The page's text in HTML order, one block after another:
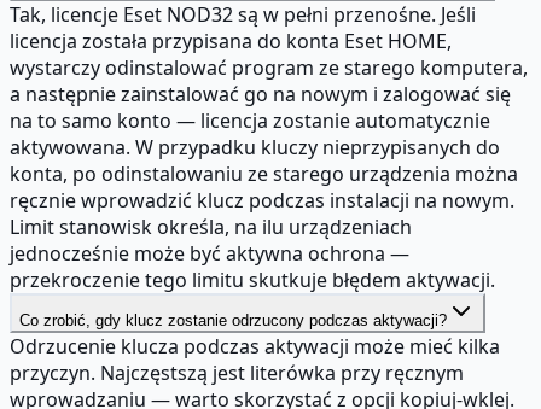
Tak, licencje Eset NOD32 są w pełni przenośne. Jeśli
licencja została przypisana do konta Eset HOME,
wystarczy odinstalować program ze starego komputera,
a następnie zainstalować go na nowym i zalogować się
na to samo konto — licencja zostanie automatycznie
aktywowana. W przypadku kluczy nieprzypisanych do
konta, po odinstalowaniu ze starego urządzenia można
ręcznie wprowadzić klucz podczas instalacji na nowym.
Limit stanowisk określa, na ilu urządzeniach
jednocześnie może być aktywna ochrona —
przekroczenie tego limitu skutkuje błędem aktywacji.
Co zrobić, gdy klucz zostanie odrzucony podczas aktywacji?
Odrzucenie klucza podczas aktywacji może mieć kilka
przyczyn. Najczęstszą jest literówka przy ręcznym
wprowadzaniu — warto skorzystać z opcji kopiuj-wklej.